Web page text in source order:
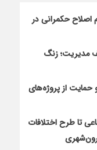
اصلاح حکمرانی در
مدیریت؛ زنگ
از پروژه‌های
تا طرح اختلافات